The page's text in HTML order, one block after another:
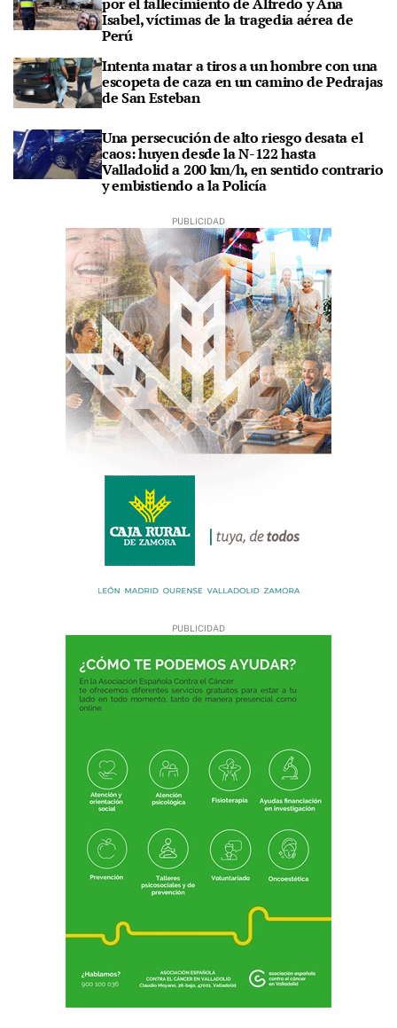
por el fallecimiento de Alfredo y Ana
Isabel, víctimas de la tragedia aérea de
Perú
Intenta matar a tiros a un hombre con una
escopeta de caza en un camino de Pedrajas
de San Esteban
Una persecución de alto riesgo desata el
caos: huyen desde la N-122 hasta
Valladolid a 200 km/h, en sentido contrario
y embistiendo a la Policía